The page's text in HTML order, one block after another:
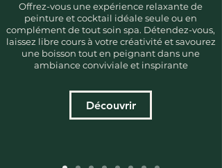
Offrez-vous une expérience relaxante de
peinture et cocktail idéale seule ou en
complément de tout soin spa. Détendez-vous,
laissez libre cours à votre créativité et savourez
une boisson tout en peignant dans une
ambiance conviviale et inspirante
Découvrir